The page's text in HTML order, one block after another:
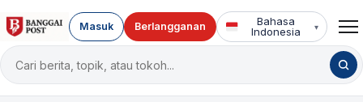
Cari
berita
Masuk Berlangganan
Bahasa
Indonesia
▾